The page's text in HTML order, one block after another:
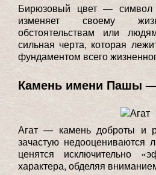
Бирюзовый цвет —
изменяет своему
обстоятельствам или
сильная черта, которая
фундаментом всего
Камень имени Пашы
Агат — камень доброты и
зачастую
ценятся исключительно
характера, обделяя